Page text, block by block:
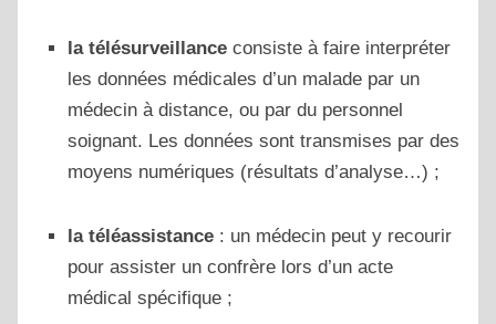
la télésurveillance consiste à faire interpréter
les données médicales d’un malade par un
médecin à distance, ou par du personnel
soignant. Les données sont transmises par des
moyens numériques (résultats d’analyse…) ;
la téléassistance : un médecin peut y recourir
pour assister un confrère lors d’un acte
médical spécifique ;